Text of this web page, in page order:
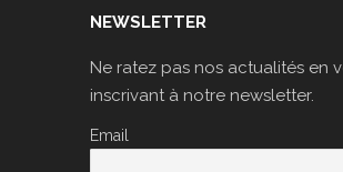
NEWSLETTER
Ne ratez pas nos actualités en
inscrivant à notre newsletter.
Email